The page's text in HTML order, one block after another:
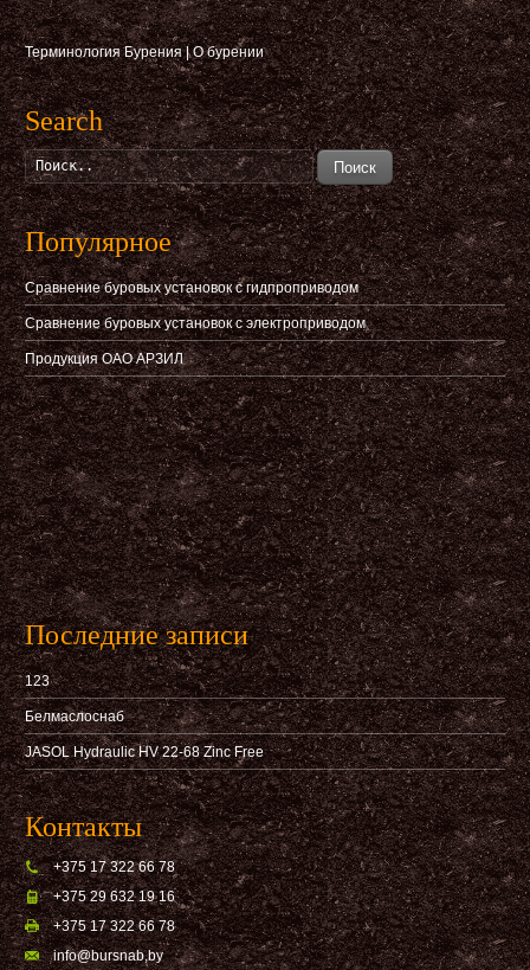
Терминология Бурения|О бурении
Search
Поиск
Популярное
Сравнение буровых установок с гидпроприводом
Сравнение буровых установок с электроприводом
Продукция ОАО АРЗИЛ
Последние записи
123
Белмаслоснаб
JASOL Hydraulic HV 22-68 Zinc Free
Контакты
+375 17 322 66 78
+375 29 632 19 16
+375 17 322 66 78
info@bursnab,by